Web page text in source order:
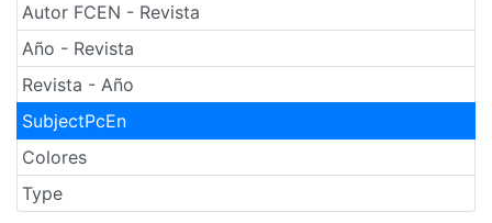
Autor FCEN - Revista
Año - Revista
Revista - Año
SubjectPcEn
Colores
Type